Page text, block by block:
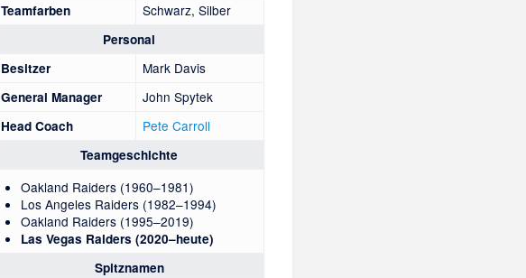
Teamfarben Schwarz, Silber
Personal
Besitzer
Mark Davis
General Manager John Spytek
Head Coach Pete Carroll
Teamgeschichte
Oakland Raiders (1960–1981)
Los Angeles Raiders (1982–1994)
Oakland Raiders (1995–2019)
Las Vegas Raiders (2020–heute)
Spitznamen